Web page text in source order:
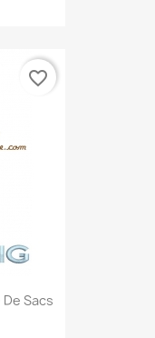
Sacs
favorite_border